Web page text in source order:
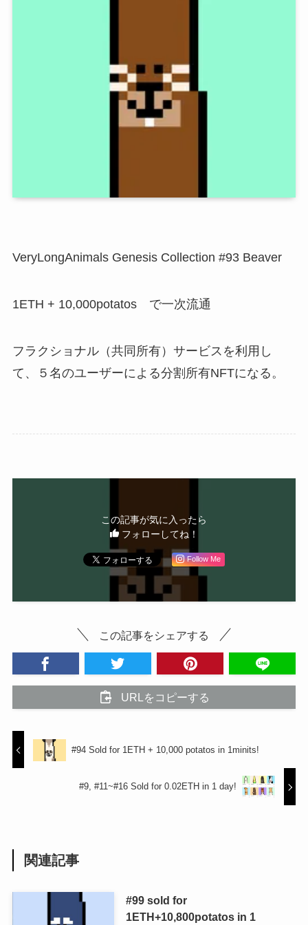
VeryLongAnimals Genesis Collection #93 Beaver
1ETH + 10,000potatos で一次流通
フラクショナル（共同所有）サービスを利用し
て、５名のユーザーによる分割所有NFTになる。
この記事が気に入ったら
フォローしてね！
Follow Me
この記事をシェアする
URLをコピーする
#94 Sold for 1ETH + 10,000 potatos in 1minits!
#9, #11~#16 Sold for 0.02ETH in 1 day!
関連記事
#99 sold for
1ETH+10,800potatos in 1